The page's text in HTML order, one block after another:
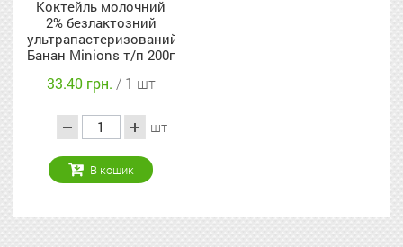
Коктейль молочний
2% безлактозний
ультрапастеризований
Банан Minions т/п 200г
33.40 грн. / 1 шт
шт
В кошик